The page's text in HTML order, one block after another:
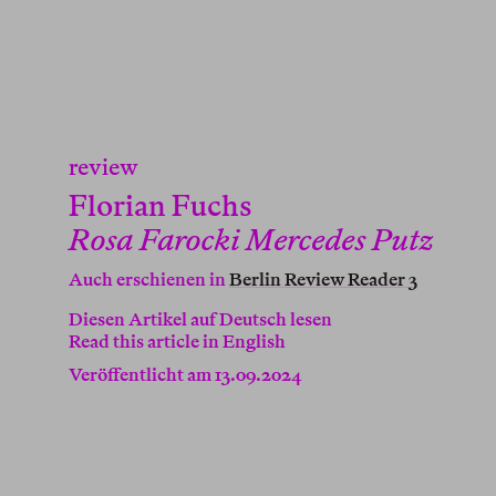
review
Florian Fuchs
Rosa Farocki Mercedes Putz
Auch erschienen inBerlin Review Reader 3
Diesen Artikel auf Deutsch lesen
Read this article in English
Veröffentlicht am 13.09.2024